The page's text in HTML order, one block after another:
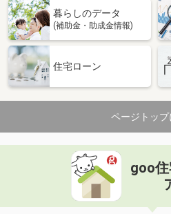
暮らしのデータ
(補助金・助成金情報)
住宅ローン
ページトップ
goo